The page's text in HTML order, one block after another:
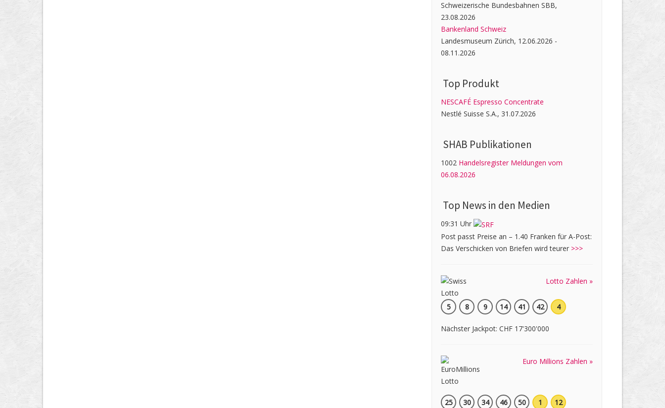
Schweizerische Bundesbahnen SBB,
23.08.2026
Bankenland Schweiz
Landesmuseum Zürich, 12.06.2026 -
08.11.2026
Top Produkt
NESCAFÉ Espresso Concentrate
Nestlé Suisse S.A., 31.07.2026
SHAB Publi­kati­onen
1002 Handelsregister Meldungen vom
06.08.2026
Top News in den Medien
09:31 Uhr
Post passt Preise an – 1.40 Franken für A-Post:
Das Verschicken von Briefen wird teurer >>>
Lotto Zahlen »
5 8 9 14 41 42 4
Nächster Jackpot: CHF 17'300'000
Euro Millions Zahlen »
25 30 34 46 50 1 12